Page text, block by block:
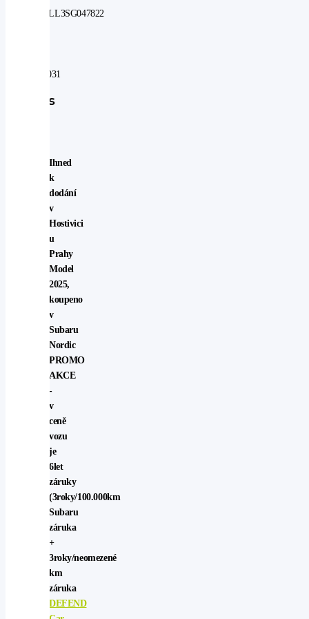
JF1BT9LL3SG047822
01.04.2031
Popis
Ihned
k
dodání
v
Hostivici
u
Prahy
Model
2025,
koupeno
v
Subaru
Nordic
PROMO
AKCE
-
v
ceně
vozu
je
6let
záruky
(3roky/100.000km
Subaru
záruka
+
3roky/neomezené
km
záruka
DEFEND